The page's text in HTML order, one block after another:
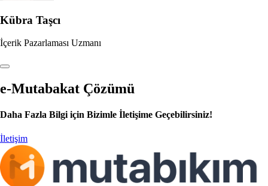
Kübra Taşcı
İçerik Pazarlaması Uzmanı
e-Mutabakat Çözümü
Daha Fazla Bilgi için Bizimle İletişime Geçebilirsiniz!
İletişim